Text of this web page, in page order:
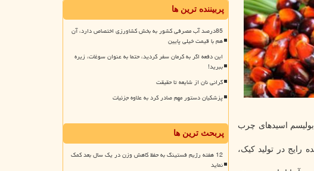
اسیدهای چرب
رایج در تولید کیک،
پربیننده ترین ها
85درصد آب مصرفی کشور به بخش کشاورزی اختصاص دارد، آن
هم با قیمت خیلی پایین
این دفعه اگر به کرمان سفر کردید، حتما به عنوان سوغات، زیره
ببرید!
گرانی نان از شایعه تا حقیقت
پزشکیان دستور مهم صادر کرد به علاوه جزئیات
پربحث ترین ها
12 هفته رژیم فستینگ به حفظ کاهش وزن در یک سال بعد کمک
نماید